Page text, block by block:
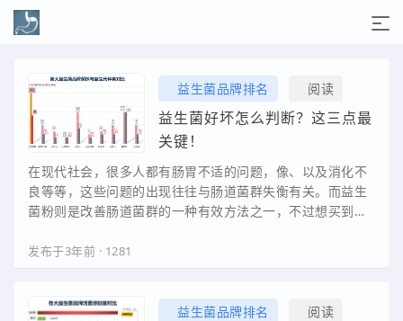
益生菌品牌排名 阅读
益生菌好坏怎么判断？这三点最
关键！
在现代社会，很多人都有肠胃不适的问题，像、以及消化不
良等等，这些问题的出现往往与肠道菌群失衡有关。而益生
菌粉则是改善肠道菌群的一种有效方法之一，不过想买到适
发布于3年前 · 1281
益生菌品牌排名 阅读